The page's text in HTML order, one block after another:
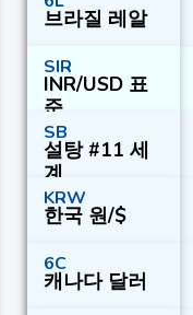
브라질 레알
SIR
INR/USD 표
준
SB
설탕 #11 세
계
KRW
한국 원/$
6C
캐나다 달러